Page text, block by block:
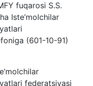
fuqarosi S.S.
Iste’molchilar
(601-10-91)
federatsiyasi